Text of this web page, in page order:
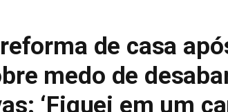
de casa
medo de
‘Fiquei em um